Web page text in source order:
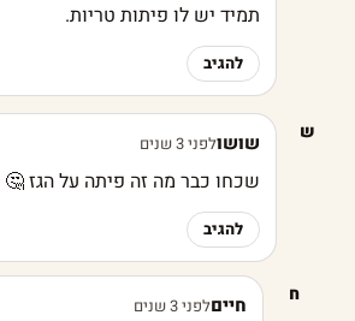
תמיד יש לו פיתות טריות.
להגיב
ש שושולפני 3 שנים
שכחו כבר מה זה פיתה על הגז 🤔
להגיב
ח חייםלפני 3 שנים